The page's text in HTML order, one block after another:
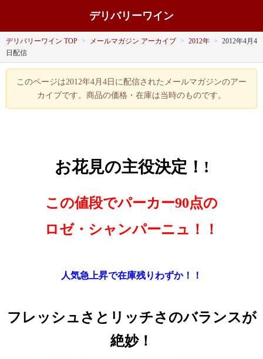
デリバリーワイン
デリバリーワイン TOP > メールマガジン アーカイブ > 2012年 > 2012年4月4
日配信
このページは2012年4月4日に配信されたメールマガジンのアー
カイブです。商品の価格・在庫は当時のものです。
お花見の主役決定！!
この値段でパーカー90点の
ロゼ・シャンパーニュ！！
人気急上昇で在庫残りわずか！！
フレッシュさとリッチさのバランスが
絶妙！